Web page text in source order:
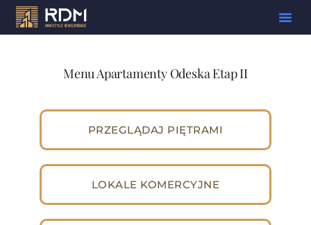
Menu Apartamenty Odeska Etap II
PRZEGLĄDAJ PIĘTRAMI
LOKALE KOMERCYJNE